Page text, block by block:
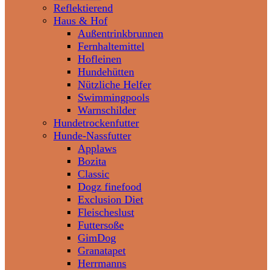
Reflektierend
Haus & Hof
Außentrinkbrunnen
Fernhaltemittel
Hofleinen
Hundehütten
Nützliche Helfer
Swimmingpools
Warnschilder
Hundetrockenfutter
Hunde-Nassfutter
Applaws
Bozita
Classic
Dogz finefood
Exclusion Diet
Fleischeslust
Futtersoße
GimDog
Granatapet
Herrmanns